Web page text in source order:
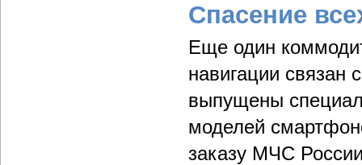
Спасение
Еще один
навигации связан
выпущены
моделей
заказу МЧС